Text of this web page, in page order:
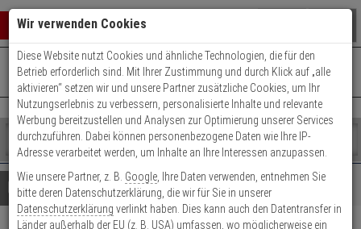
Warenkorb schließen
0 ARTIKEL IM WARENKORB
Ihr Warenkorb ist momentan leer.
Ergebnisse ()
Fertig
Shop
durchsuchen
Bitte
geben
Sie
mindestens
Es
wurde
noch
Kategorien
+49 (0)821 899 493-0Mo. - Do.: 8:00 - 16:30 | Fr.: 8:00 - 14:00 Uhr
Kontaktservice nutzen
Details Beratung
Wir verwenden Cookies
Diese Website nutzt Cookies und ähnliche Technologien, die für den
Betrieb erforderlich sind. Mit Ihrer Zustimmung und durch Klick auf „alle
aktivieren“ setzen wir und unsere Partner zusätzliche Cookies, um Ihr
Nutzungserlebnis zu verbessern, personalisierte Inhalte und relevante
Werbung bereitzustellen und Analysen zur Optimierung unserer Services
durchzuführen. Dabei können personenbezogene Daten wie Ihre IP-
Adresse verarbeitet werden, um Inhalte an Ihre Interessen anzupassen.
Wie unsere Partner, z. B. Google , Ihre Daten verwenden, entnehmen Sie
bitte deren Datenschutzerklärung, die wir für Sie in unserer
Datenschutzerklärung verlinkt haben. Dies kann auch den Datentransfer in
Länder außerhalb der EU (z. B. USA) umfassen, wo möglicherweise ein